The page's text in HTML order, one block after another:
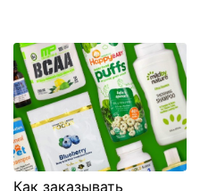
Как заказывать